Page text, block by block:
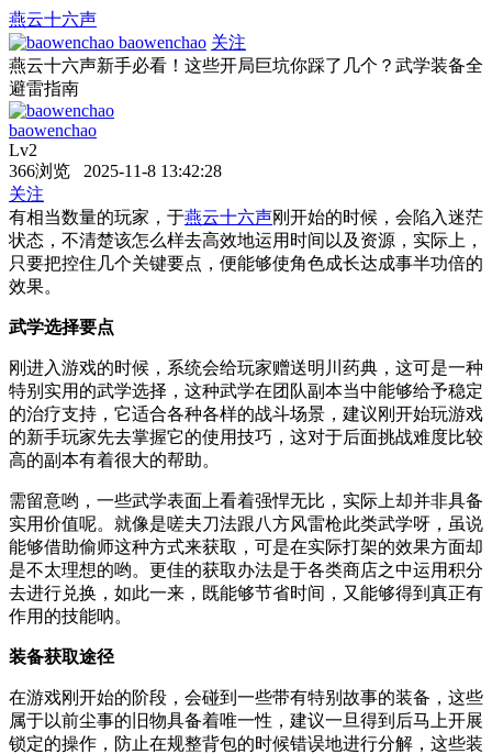
燕云十六声
baowenchao 关注
燕云十六声新手必看！这些开局巨坑你踩了几个？武学装备全
避雷指南
baowenchao
Lv2
366浏览 2025-11-8 13:42:28
关注
有相当数量的玩家，于燕云十六声刚开始的时候，会陷入迷茫
状态，不清楚该怎么样去高效地运用时间以及资源，实际上，
只要把控住几个关键要点，便能够使角色成长达成事半功倍的
效果。
武学选择要点
刚进入游戏的时候，系统会给玩家赠送明川药典，这可是一种
特别实用的武学选择，这种武学在团队副本当中能够给予稳定
的治疗支持，它适合各种各样的战斗场景，建议刚开始玩游戏
的新手玩家先去掌握它的使用技巧，这对于后面挑战难度比较
高的副本有着很大的帮助。
需留意哟，一些武学表面上看着强悍无比，实际上却并非具备
实用价值呢。就像是嗟夫刀法跟八方风雷枪此类武学呀，虽说
能够借助偷师这种方式来获取，可是在实际打架的效果方面却
是不太理想的哟。更佳的获取办法是于各类商店之中运用积分
去进行兑换，如此一来，既能够节省时间，又能够得到真正有
作用的技能呐。
装备获取途径
在游戏刚开始的阶段，会碰到一些带有特别故事的装备，这些
属于以前尘事的旧物具备着唯一性，建议一旦得到后马上开展
锁定的操作，防止在规整背包的时候错误地进行分解，这些装